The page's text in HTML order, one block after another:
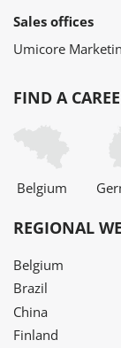
Sales offices
Umicore
FIND A
Belgium
REGIONAL
Belgium
Brazil
China
Finland